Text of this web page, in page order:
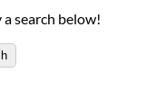
search below!